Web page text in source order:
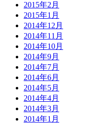
2015年2月
2015年1月
2014年12月
2014年11月
2014年10月
2014年9月
2014年7月
2014年6月
2014年5月
2014年4月
2014年3月
2014年1月